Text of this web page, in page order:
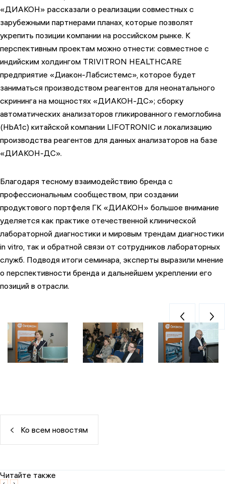
«ДИАКОН» рассказали о реализации совместных с
зарубежными партнерами планах, которые позволят
укрепить позиции компании на российском рынке. К
перспективным проектам можно отнести: совместное с
индийским холдингом TRIVITRON HEALTHCARE
предприятие «Диакон-Лабсистемс», которое будет
заниматься производством реагентов для неонатального
скрининга на мощностях «ДИАКОН-ДС»; сборку
автоматических анализаторов гликированного гемоглобина
(HbA1c) китайской компании LIFOTRONIC и локализацию
производства реагентов для данных анализаторов на базе
«ДИАКОН-ДС».
Благодаря тесному взаимодействию бренда с
профессиональным сообществом, при создании
продуктового портфеля ГК «ДИАКОН» большое внимание
уделяется как практике отечественной клинической
лабораторной диагностики и мировым трендам диагностики
in vitro, так и обратной связи от сотрудников лабораторных
служб. Подводя итоги семинара, эксперты выразили мнение
о перспективности бренда и дальнейшем укреплении его
позиций в отрасли.
Ко всем новостям
Читайте также